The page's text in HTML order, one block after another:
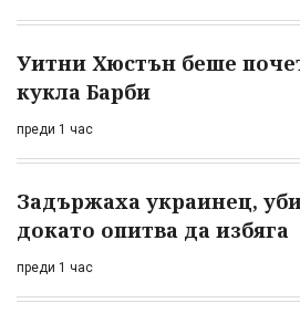
Уитни Хюстън беше
кукла Барби
преди 1 час
Задържаха украинец,
докато опитва да избяга
преди 1 час